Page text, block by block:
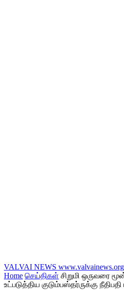
VALVAI NEWS www.valvainews.org
Home செய்திகள் சிறுமி ஒருவரை
உட்படுத்திய குடும்பஸ்தர்ருக்கு